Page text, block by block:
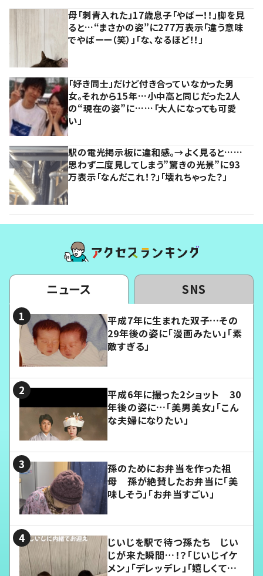
母「刺青入れた」17歳息子「やばー！！」脚を見
ると…“まさかの姿”に277万表示「違う意味
でやばーー（笑）」「な、なるほど！！」
「好き同士」だけど付き合っていなかった男
女。それから15年…小中高と同じだった2人
の“現在の姿”に……「大人になっても可愛
い」
駅の電光掲示板に違和感。→よく見ると……
思わず二度見してしまう”驚きの光景”に93
万表示「なんだこれ！？」「壊れちゃった？」
ニュース SNS
平成7年に生まれた双子…その
29年後の姿に「漫画みたい」「素
敵すぎる」
平成6年に撮った2ショット 30
年後の姿に…「美男美女」「こん
な夫婦になりたい」
孫のためにお弁当を作った祖
母 孫が絶賛したお弁当に「美
味しそう」「お弁当すごい」
じいじを駅で待つ孫たち じい
じが来た瞬間…！？「じいじイケ
メン」「デレッデレ」「嬉しくて可